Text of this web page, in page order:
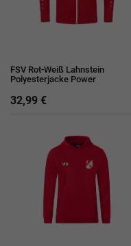
FSV Rot-Weiß Lahnstein
Polyesterjacke Power
32,99 €